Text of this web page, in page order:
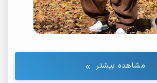
مشاهده بیشتر